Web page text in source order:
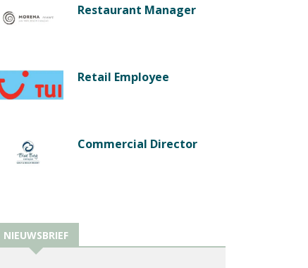
Restaurant Manager
Retail Employee
Commercial Director
NIEUWSBRIEF